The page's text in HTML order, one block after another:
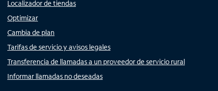
Localizador de tiendas
Optimizar
Cambia de plan
Tarifas de servicio y avisos legales
Transferencia de llamadas a un proveedor de servicio rural
Informar llamadas no deseadas